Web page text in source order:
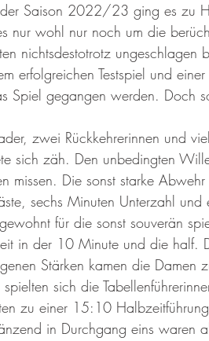
Saison 2022/23 ging es zu
nur wohl nur noch um die
nichtsdestotrotz ungeschlagen
erfolgreichen Testspiel und
Spiel gegangen werden. Doch
zwei Rückkehrerinnen und
sich zäh. Den unbedingten
missen. Die sonst starke
sechs Minuten Unterzahl
für die sonst souverän
in der 10 Minute und die half.
Stärken kamen die
sich die
zu einer 15:10
in Durchgang eins waren